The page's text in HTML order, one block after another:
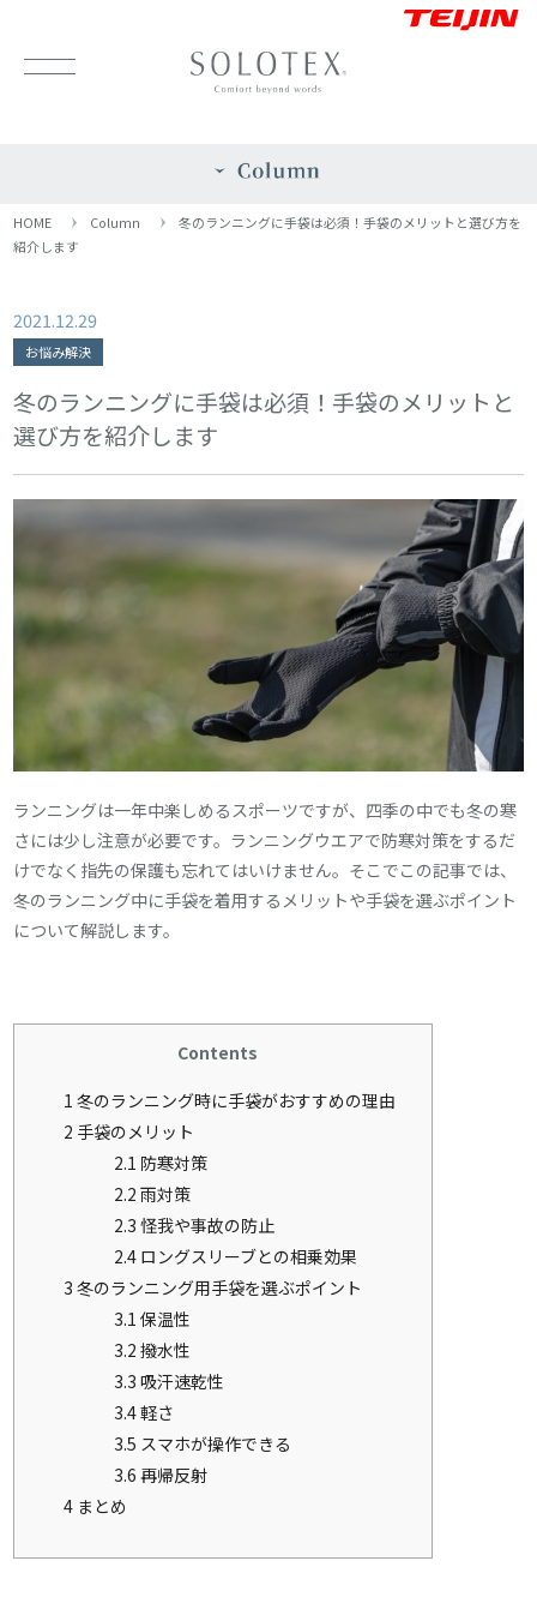
HOME Column
冬のランニングに手袋は必須！手袋のメリットと選び方を
紹介します
2021.12.29
お悩み解決
冬のランニングに手袋は必須！手袋のメリットと
選び方を紹介します
ランニングは一年中楽しめるスポーツですが、四季の中でも冬の寒
さには少し注意が必要です。ランニングウエアで防寒対策をするだ
けでなく指先の保護も忘れてはいけません。そこでこの記事では、
冬のランニング中に手袋を着用するメリットや手袋を選ぶポイント
について解説します。
Contents
1 冬のランニング時に手袋がおすすめの理由
2 手袋のメリット
2.1 防寒対策
2.2 雨対策
2.3 怪我や事故の防止
2.4 ロングスリーブとの相乗効果
3 冬のランニング用手袋を選ぶポイント
3.1 保温性
3.2 撥水性
3.3 吸汗速乾性
3.4軽さ
3.5 スマホが操作できる
3.6 再帰反射
4 まとめ